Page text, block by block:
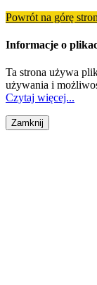
Powrót na górę
Informacje o
Ta strona używa
używania i
Czytaj więcej...